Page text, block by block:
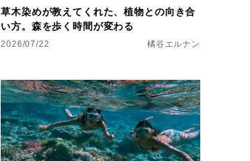
草木染めが教えてくれた、植物との向き合
い方。森を歩く時間が変わる
2026/07/22 橘谷エルナン